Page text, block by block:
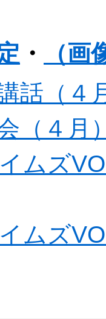
・
（画
話（４
（４月
ムズ
ムズ